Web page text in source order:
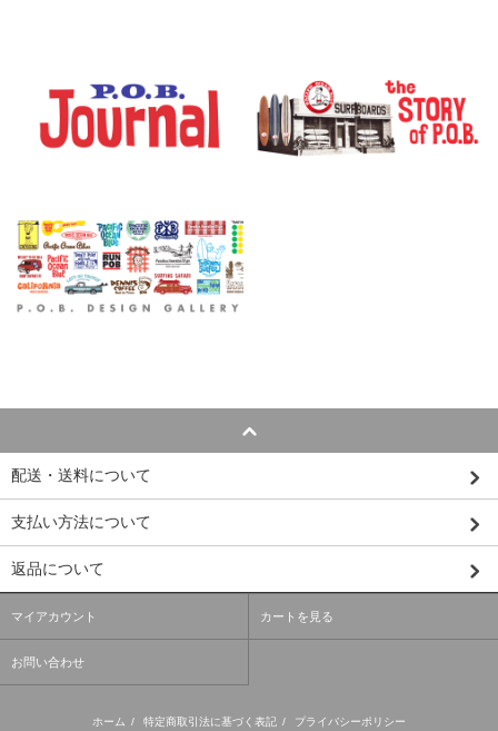
配送・送料について
支払い方法について
返品について
マイアカウント カートを見る
お問い合わせ
ホーム / 特定商取引法に基づく表記 / プライバシーポリシー